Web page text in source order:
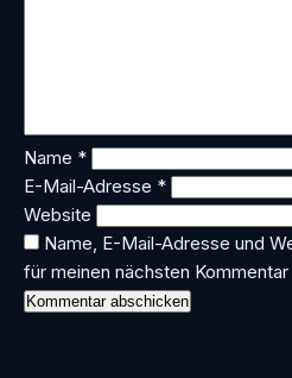
Name *
E-Mail-Adresse *
Website
Name, E-Mail-Adresse und
für meinen nächsten